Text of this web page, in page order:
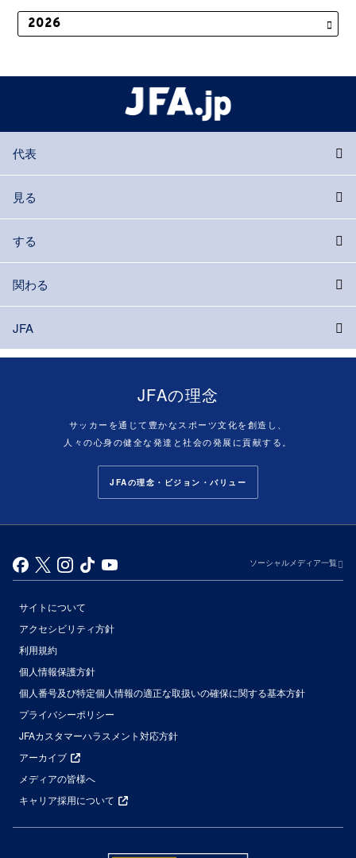
代表
見る
する
関わる
JFA
JFAの理念
サッカーを通じて豊かなスポーツ文化を創造し、
人々の心身の健全な発達と社会の発展に貢献する。
JFAの理念・ビジョン・バリュー
ソーシャルメディア一覧
サイトについて
アクセシビリティ方針
利用規約
個人情報保護方針
個人番号及び特定個人情報の適正な取扱いの確保に関する基本方針
プライバシーポリシー
JFAカスタマーハラスメント対応方針
アーカイブ
メディアの皆様へ
キャリア採用について